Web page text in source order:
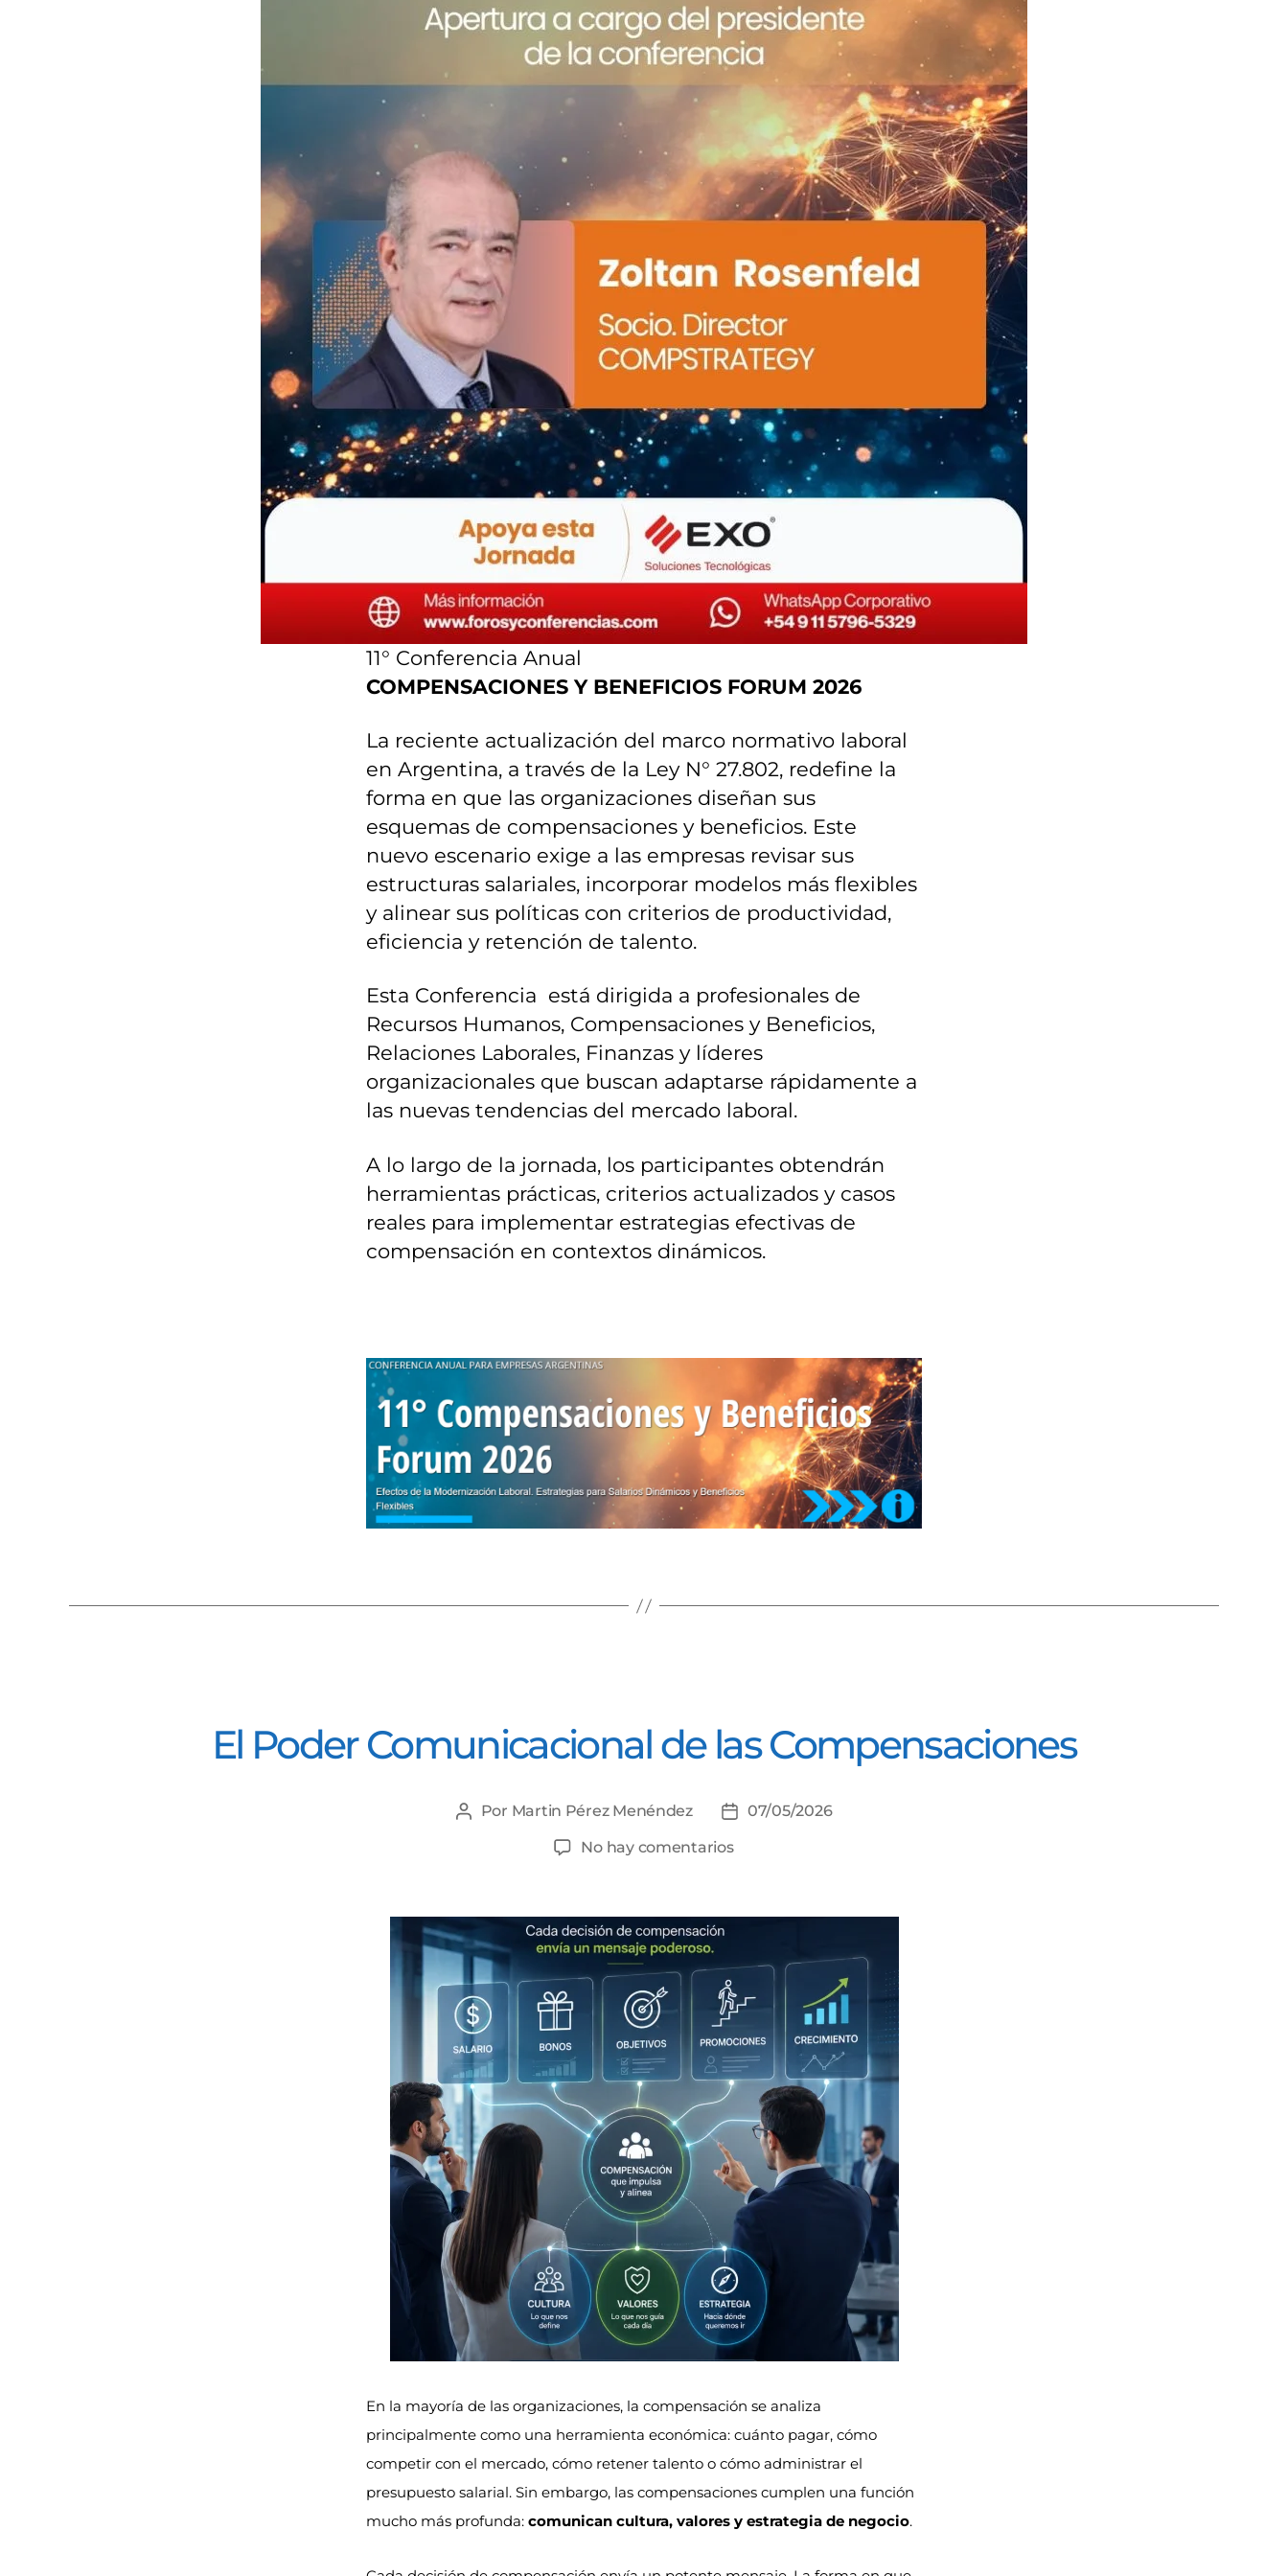
11° Conferencia Anual
COMPENSACIONES Y BENEFICIOS FORUM 2026
La reciente actualización del marco normativo laboral
en Argentina, a través de la Ley N° 27.802, redefine la
forma en que las organizaciones diseñan sus
esquemas de compensaciones y beneficios. Este
nuevo escenario exige a las empresas revisar sus
estructuras salariales, incorporar modelos más flexibles
y alinear sus políticas con criterios de productividad,
eficiencia y retención de talento.
Esta Conferencia está dirigida a profesionales de
Recursos Humanos, Compensaciones y Beneficios,
Relaciones Laborales, Finanzas y líderes
organizacionales que buscan adaptarse rápidamente a
las nuevas tendencias del mercado laboral.
A lo largo de la jornada, los participantes obtendrán
herramientas prácticas, criterios actualizados y casos
reales para implementar estrategias efectivas de
compensación en contextos dinámicos.
El Poder Comunicacional de las Compensaciones
Autor
Por Martin Pérez Menéndez
Fecha
07/05/2026
No hay comentariosen
Comunicacional
las
Compensaciones
En la mayoría de las organizaciones, la compensación se analiza
principalmente como una herramienta económica: cuánto pagar, cómo
competir con el mercado, cómo retener talento o cómo administrar el
presupuesto salarial. Sin embargo, las compensaciones cumplen una función
mucho más profunda: comunican cultura, valores y estrategia de negocio.